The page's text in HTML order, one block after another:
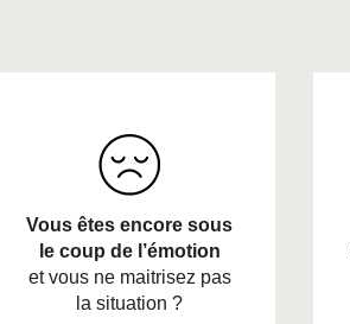
Vous êtes encore sous
le coup de l’émotion
et vous ne maitrisez pas
la situation ?